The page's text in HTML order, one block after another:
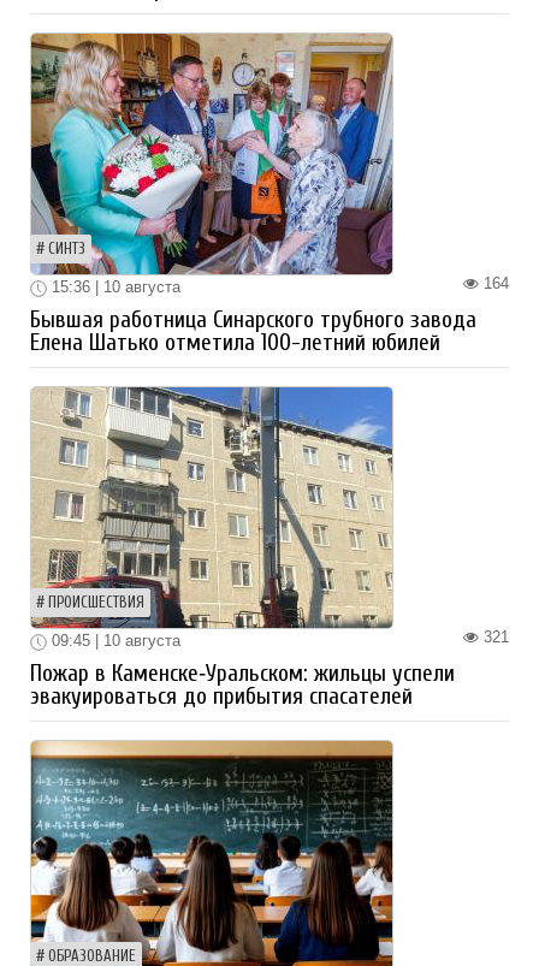
СИНТЗ
164
15:36 | 10 августа
Бывшая работница Синарского трубного завода
Елена Шатько отметила 100-летний юбилей
ПРОИСШЕСТВИЯ
321
09:45 | 10 августа
Пожар в Каменске‑Уральском: жильцы успели
эвакуироваться до прибытия спасателей
ОБРАЗОВАНИЕ